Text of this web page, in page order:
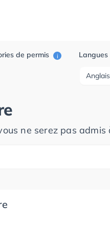
de permis i Langues
Anglais
ne serez pas